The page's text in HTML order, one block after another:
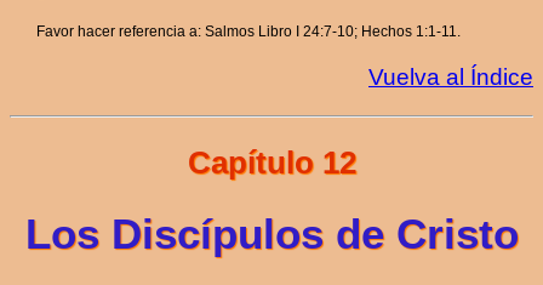
Favor hacer referencia a: Salmos Libro I 24:7-10; Hechos 1:1-11.
Vuelva al Índice
Capítulo 12
Los Discípulos de Cristo